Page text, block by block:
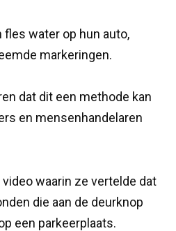
water op hun auto,
markeringen.
dat dit een methode kan
en mensenhandelaren
waarin ze vertelde dat
die aan de deurknop
een parkeerplaats.